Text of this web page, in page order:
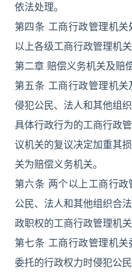
依法处理。
第四条 工商行政管理机
以上各级工商行政管理机关
第二章 赔偿义务机关及赔
第五条 工商行政管理机关
侵犯公民、法人和其他组
具体行政行为的工商行政
议机关的复议决定加重其
关为赔偿义务机关。
第六条 两个以上工商行
公民、法人和其他组织合
政职权的工商行政管理机
第七条 工商行政管理机
委托的行政权力时侵犯公